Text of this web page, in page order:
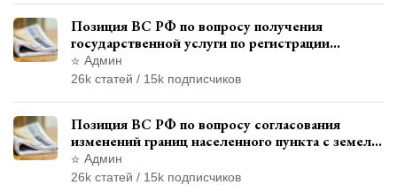
Позиция ВС РФ по вопросу получения
государственной услуги по регистрации
транспортного средства через представителя
Админ
26k статей / 15k подписчиков
Позиция ВС РФ по вопросу согласования
изменений границ населенного пункта с земель
лесного фонда
Админ
26k статей / 15k подписчиков